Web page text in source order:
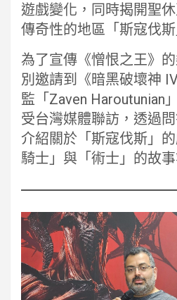
遊戲變化，同時揭開聖
傳奇性的地區「斯寇伐斯
為了宣傳《憎恨之王》
別邀請到《暗黑破壞神
監「Zaven Haroutunian
受台灣媒體聯訪，透過
介紹關於「斯寇伐斯」
騎士」與「術士」的故事